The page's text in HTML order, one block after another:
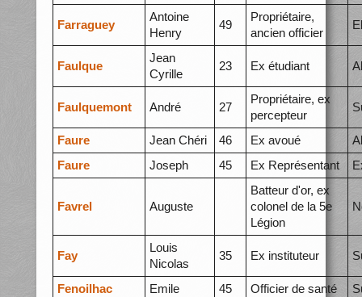
Farraguey
Antoine
Henry
49
Propriétaire,
ancien officier
Faulque
Jean
Cyrille
23 Ex étudiant
Faulquemont André 27
Propriétaire, ex
percepteur
Faure Jean Chéri 46 Ex avoué
Faure
Joseph 45 Ex Représentant
Favrel Auguste
Batteur d'or, ex
colonel de la 5e
Légion
Fay
Louis
Nicolas
35 Ex instituteur
Fenoilhac Emile 45 Officier de santé